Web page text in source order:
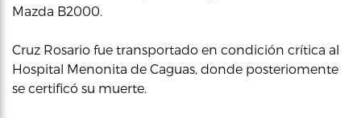
Mazda B2000.
Cruz Rosario fue transportado en condición crítica al
Hospital Menonita de Caguas, donde posteriomente
se certificó su muerte.